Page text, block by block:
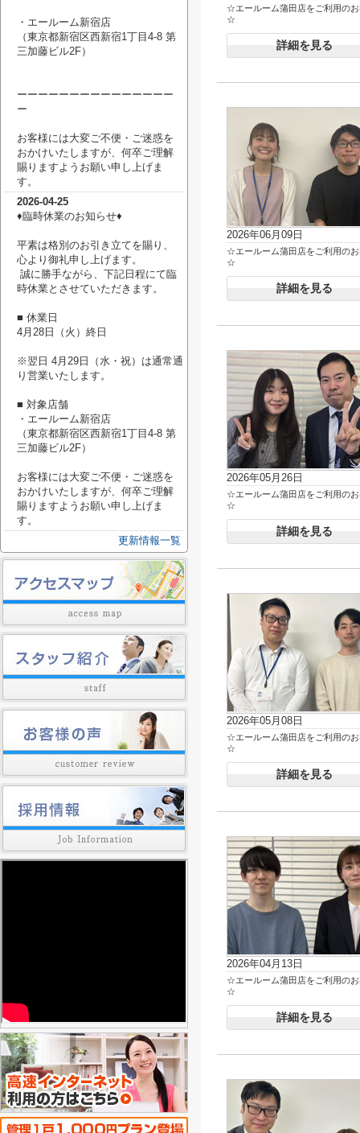
☆エールーム蒲田店をご利用の
☆
詳細を見る
2026年06月09日
☆エールーム蒲田店をご利用の
☆
詳細を見る
2026年05月26日
☆エールーム蒲田店をご利用の
☆
詳細を見る
2026年05月08日
☆エールーム蒲田店をご利用の
☆
詳細を見る
2026年04月13日
☆エールーム蒲田店をご利用の
☆
詳細を見る
・エールーム新宿店
（東京都新宿区西新宿1丁目4-8 第
三加藤ビル2F）
ーーーーーーーーーーーーーーー
ー
お客様には大変ご不便・ご迷惑を
おかけいたしますが、何卒ご理解
賜りますようお願い申し上げま
す。
2026-04-25
♦臨時休業のお知らせ♦
平素は格別のお引き立てを賜り、
心より御礼申し上げます。
誠に勝手ながら、下記日程にて臨
時休業とさせていただきます。
■ 休業日
4月28日（火）終日
※翌日 4月29日（水・祝）は通常通
り営業いたします。
■ 対象店舗
・エールーム新宿店
（東京都新宿区西新宿1丁目4-8 第
三加藤ビル2F）
お客様には大変ご不便・ご迷惑を
おかけいたしますが、何卒ご理解
賜りますようお願い申し上げま
す。
更新情報一覧